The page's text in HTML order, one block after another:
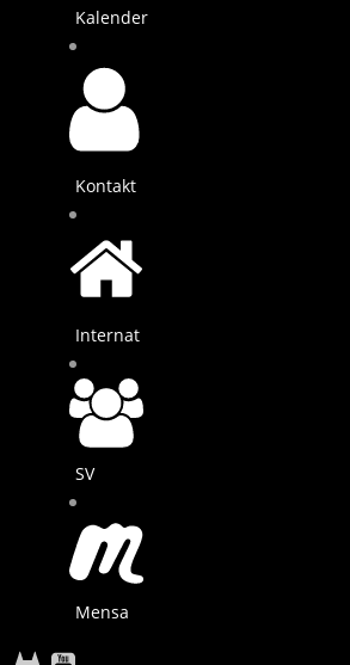
Kalender
Kontakt
Internat
SV
Mensa